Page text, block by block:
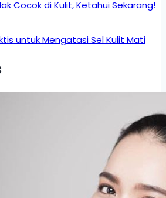
Cocok di Kulit, Ketahui Sekarang!
untuk Mengatasi Sel Kulit Mati